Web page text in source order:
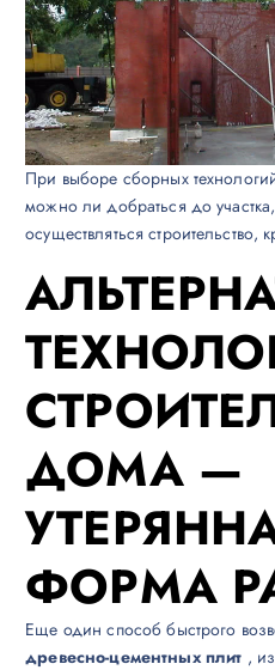
При выборе сборных
можно ли добраться до
осуществляться строительство,
ДОМА —
ФОРМА
Еще один способ быстрого
древесно-цементных плит ,